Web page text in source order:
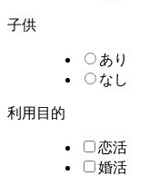
子供
あり
なし
利用目的
恋活
婚活